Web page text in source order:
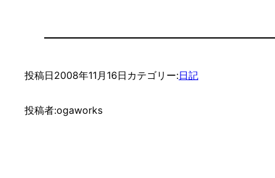
投稿日2008年11月16日 カテゴリー:日記
投稿者:ogaworks